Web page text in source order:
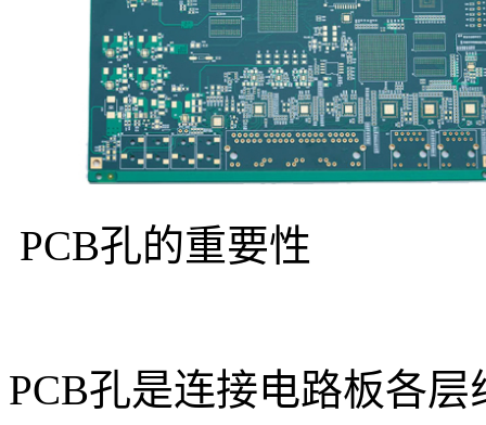
PCB孔的重要性
PCB孔是连接电路板各